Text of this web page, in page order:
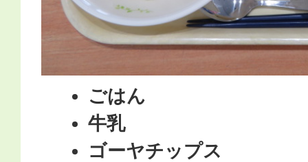
ごはん
牛乳
ゴーヤチップス